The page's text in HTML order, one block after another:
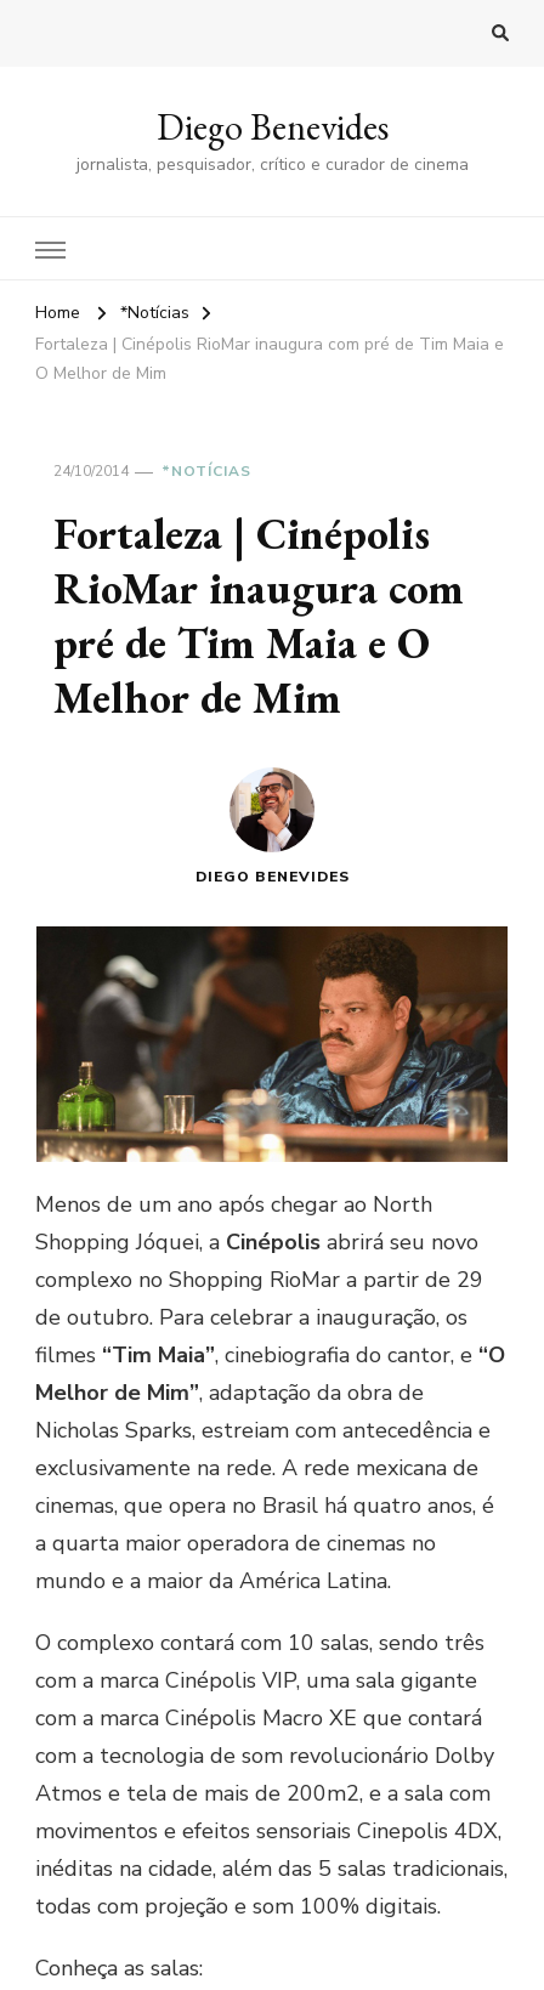
Diego Benevides
jornalista, pesquisador, crítico e curador de cinema
Home
*Notícias
Fortaleza | Cinépolis RioMar inaugura com pré de Tim Maia e
O Melhor de Mim
24/10/2014 *NOTÍCIAS
Fortaleza | Cinépolis
RioMar inaugura com
pré de Tim Maia e O
Melhor de Mim
DIEGO BENEVIDES
Menos de um ano após chegar ao North
Shopping Jóquei, a Cinépolis abrirá seu novo
complexo no Shopping RioMar a partir de 29
de outubro. Para celebrar a inauguração, os
filmes “Tim Maia”, cinebiografia do cantor, e “O
Melhor de Mim”, adaptação da obra de
Nicholas Sparks, estreiam com antecedência e
exclusivamente na rede. A rede mexicana de
cinemas, que opera no Brasil há quatro anos, é
a quarta maior operadora de cinemas no
mundo e a maior da América Latina.
O complexo contará com 10 salas, sendo três
com a marca Cinépolis VIP, uma sala gigante
com a marca Cinépolis Macro XE que contará
com a tecnologia de som revolucionário Dolby
Atmos e tela de mais de 200m2, e a sala com
movimentos e efeitos sensoriais Cinepolis 4DX,
inéditas na cidade, além das 5 salas tradicionais,
todas com projeção e som 100% digitais.
Conheça as salas: